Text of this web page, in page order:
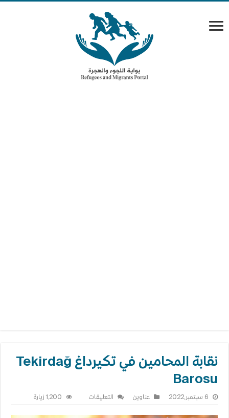
نقابة المحامين في تكيرداغ Tekirdağ
Barosu
6 سبتمبر,2022 عناوين التعليقاتعلى
1,200 زيارة